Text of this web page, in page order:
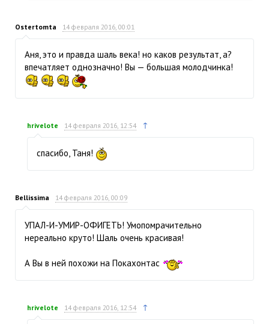
Ostertomta 14 февраля 2016, 00:01
Аня, это и правда шаль века! но каков результат, а?
впечатляет однозначно! Вы — большая молодчинка!
hrivelote 14 февраля 2016, 12:54 ↑
спасибо, Таня!
Bellissima 14 февраля 2016, 00:09
УПАЛ-И-УМИР-ОФИГЕТЬ! Умопомрачительно
нереально круто! Шаль очень красивая!
А Вы в ней похожи на Покахонтас
hrivelote 14 февраля 2016, 12:54 ↑